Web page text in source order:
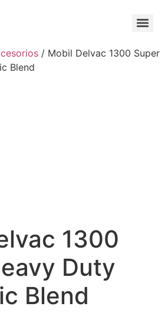
/ Mobil Delvac 1300 Super
Blend
1300
Duty
Blend